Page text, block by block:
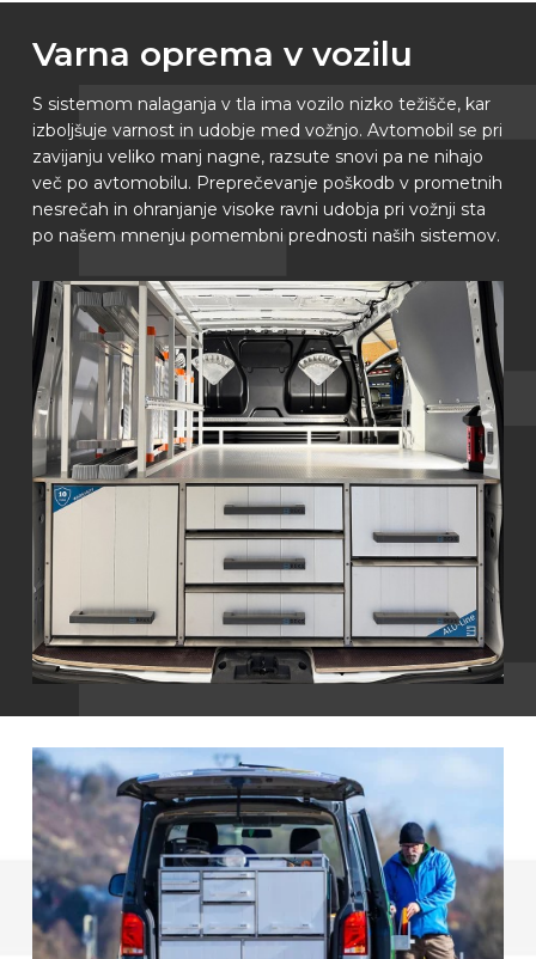
Varna oprema v vozilu
S sistemom nalaganja v tla ima vozilo nizko težišče, kar
izboljšuje varnost in udobje med vožnjo. Avtomobil se pri
zavijanju veliko manj nagne, razsute snovi pa ne nihajo
več po avtomobilu. Preprečevanje poškodb v prometnih
nesrečah in ohranjanje visoke ravni udobja pri vožnji sta
po našem mnenju pomembni prednosti naših sistemov.